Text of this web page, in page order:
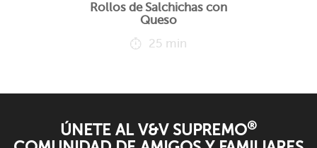
Rollos de Salchichas con
Queso
25 min
ÚNETE AL V&V SUPREMO®